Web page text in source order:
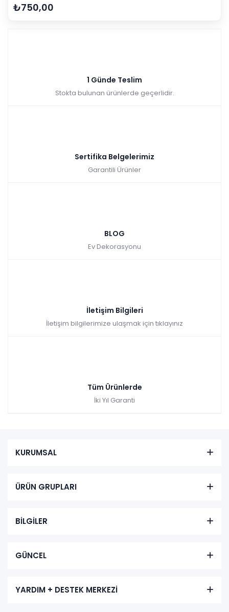
₺750,00
1 Günde Teslim
Stokta bulunan ürünlerde geçerlidir.
Sertifika Belgelerimiz
Garantili Ürünler
BLOG
Ev Dekorasyonu
İletişim Bilgileri
İletişim bilgilerimize ulaşmak için tıklayınız
Tüm Ürünlerde
İki Yıl Garanti
KURUMSAL
ÜRÜN GRUPLARI
BİLGİLER
GÜNCEL
YARDIM + DESTEK MERKEZİ